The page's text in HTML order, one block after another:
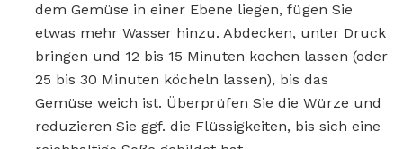
dem Gemüse in einer Ebene liegen, fügen Sie
etwas mehr Wasser hinzu. Abdecken, unter Druck
bringen und 12 bis 15 Minuten kochen lassen (oder
25 bis 30 Minuten köcheln lassen), bis das
Gemüse weich ist. Überprüfen Sie die Würze und
reduzieren Sie ggf. die Flüssigkeiten, bis sich eine